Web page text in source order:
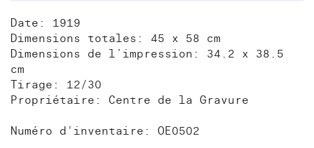
Date: 1919
Dimensions totales: 45 x 58 cm
Dimensions de l’impression: 34.2 x 38.5
cm
Tirage: 12/30
Propriétaire: Centre de la Gravure
Numéro d'inventaire: OE0502